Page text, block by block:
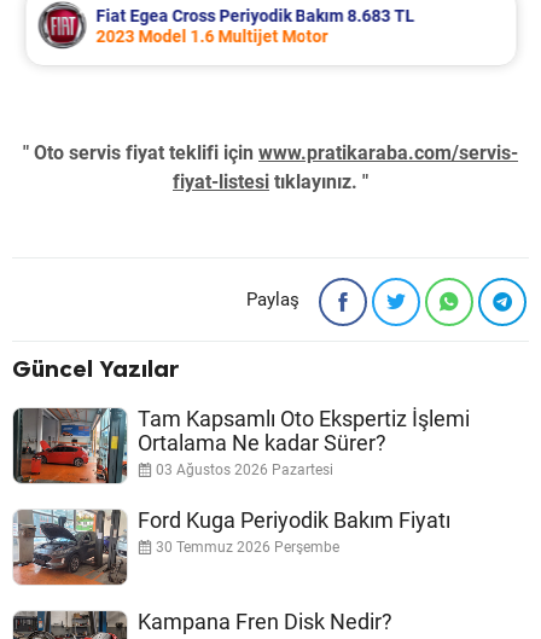
Fiat Egea Cross Periyodik Bakım 8.683 TL
2023 Model 1.6 Multijet Motor
" Oto servis fiyat teklifi için www.pratikaraba.com/servis-
fiyat-listesi tıklayınız. "
Paylaş
Güncel Yazılar
Tam Kapsamlı Oto Ekspertiz İşlemi
Ortalama Ne kadar Sürer?
03 Ağustos 2026 Pazartesi
Ford Kuga Periyodik Bakım Fiyatı
30 Temmuz 2026 Perşembe
Kampana Fren Disk Nedir?